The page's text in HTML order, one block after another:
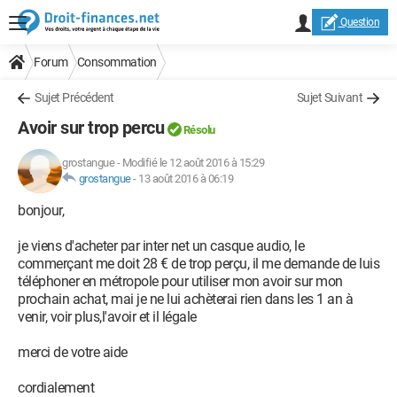
Question
Forum Consommation
Sujet Précédent Sujet Suivant
Avoir sur trop percu Résolu
grostangue- Modifié le 12 août 2016 à 15:29
grostangue- 13 août 2016 à 06:19
bonjour,
je viens d'acheter par inter net un casque audio, le
commerçant me doit 28 € de trop perçu, il me demande de luis
téléphoner en métropole pour utiliser mon avoir sur mon
prochain achat, mai je ne lui achèterai rien dans les 1 an à
venir, voir plus,l'avoir et il légale
merci de votre aide
cordialement